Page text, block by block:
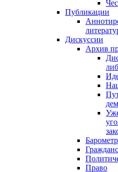
Публикации
Дискуссии
Архив
Право